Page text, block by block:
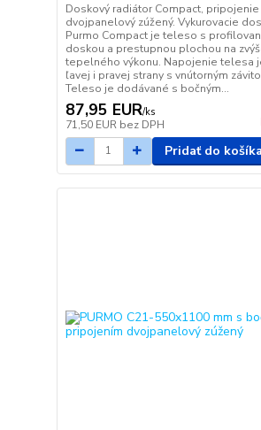
Doskový radiátor Compact,
dvojpanelový zúžený. Vykurovacie
Purmo Compact je teleso s
doskou a prestupnou plochou na
tepelného výkonu. Napojenie telesa
ľavej i pravej strany s vnútorným
Teleso je dodávané s bočným...
87,95 EUR/ks
71,50 EUR bez DPH
Pridať do košíka